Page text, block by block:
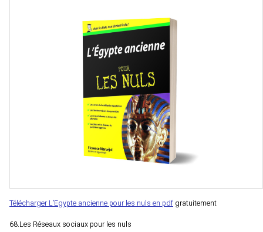
Télécharger L’Egypte ancienne pour les nuls en pdf gratuitement
68.Les Réseaux sociaux pour les nuls